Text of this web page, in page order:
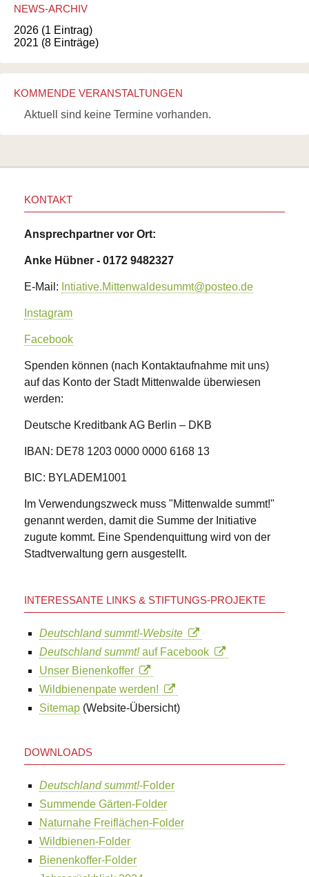
NEWS-ARCHIV
2026 (1 Eintrag)
2021 (8 Einträge)
KOMMENDE VERANSTALTUNGEN
Aktuell sind keine Termine vorhanden.
KONTAKT
Ansprechpartner vor Ort:
Anke Hübner - 0172 9482327
E-Mail: Intiative.Mittenwaldesummt@posteo.de
Instagram
Facebook
Spenden können (nach Kontaktaufnahme mit uns)
auf das Konto der Stadt Mittenwalde überwiesen
werden:
Deutsche Kreditbank AG Berlin – DKB
IBAN: DE78 1203 0000 0000 6168 13
BIC: BYLADEM1001
Im Verwendungszweck muss "Mittenwalde summt!"
genannt werden, damit die Summe der Initiative
zugute kommt. Eine Spendenquittung wird von der
Stadtverwaltung gern ausgestellt.
INTERESSANTE LINKS & STIFTUNGS-PROJEKTE
Deutschland summt!-Website
Deutschland summt!auf Facebook
Unser Bienenkoffer
Wildbienenpate werden!
Sitemap (Website-Übersicht)
DOWNLOADS
Deutschland summt!-Folder
Summende Gärten-Folder
Naturnahe Freiflächen-Folder
Wildbienen-Folder
Bienenkoffer-Folder